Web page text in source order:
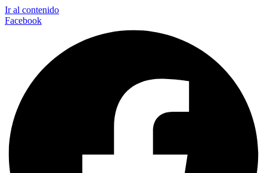
Ir al contenido
Facebook